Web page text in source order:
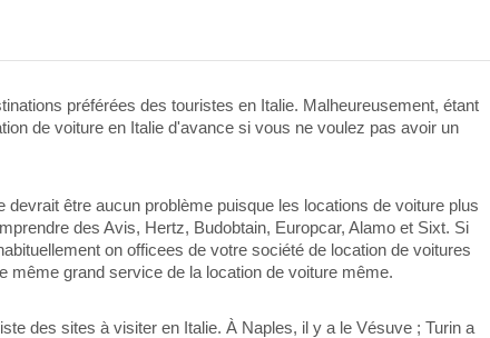
préférées des touristes en Italie. Malheureusement, étant
de voiture en Italie d'avance si vous ne voulez pas avoir un
être aucun problème puisque les locations de voiture plus
des Avis, Hertz, Budobtain, Europcar, Alamo et Sixt. Si
on officees de votre société de location de voitures
même grand service de la location de voiture même.
des sites à visiter en Italie. À Naples, il y a le Vésuve ; Turin a